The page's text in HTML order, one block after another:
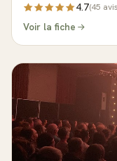
4.7(45
Voir la fiche